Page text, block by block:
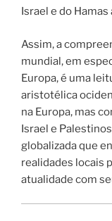
Israel e do
Assim, a
mundial, em
Europa, é uma
aristotélica
na Europa, mas
Israel e
globalizada que
realidades locais
atualidade com